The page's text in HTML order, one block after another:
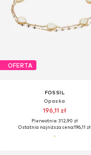
OFERTA
FOSSIL
Opaska
196,11 zł
Pierwotnie: 312,90 zł
Ostatnia najniższa cena:196,11 zł